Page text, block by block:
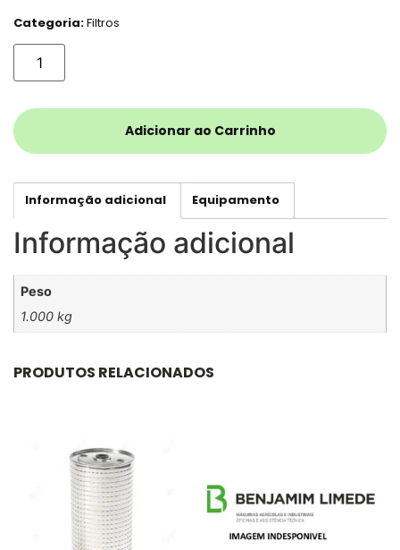
Categoria:Filtros
Adicionar ao Carrinho
Informação adicional Equipamento
Informação adicional
Peso
1.000 kg
PRODUTOS RELACIONADOS